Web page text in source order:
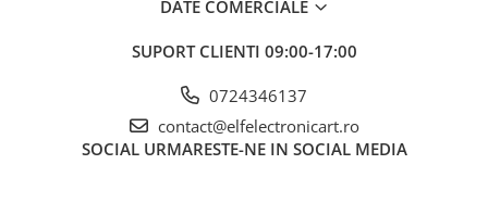
indicarea secvenței de fază
Precizia măsurării tensiunii DC
Precizia măsurării tensiunii AC
DATE COMERCIALE
SUPORT CLIENTI 09:00-17:00
0724346137
contact@elfelectronicart.ro
SOCIAL URMARESTE-NE IN SOCIAL MEDIA